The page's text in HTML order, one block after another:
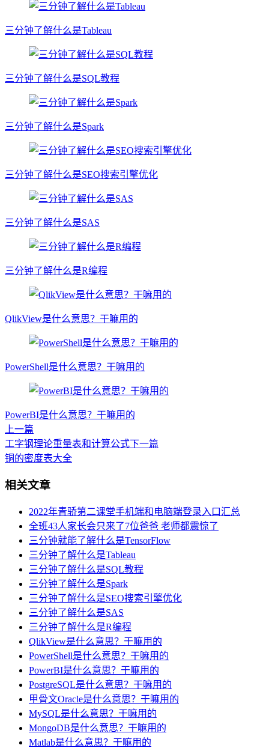
三分钟了解什么是Tableau
三分钟了解什么是SQL教程
三分钟了解什么是Spark
三分钟了解什么是SEO搜索引擎优化
三分钟了解什么是SAS
三分钟了解什么是R编程
QlikView是什么意思？干嘛用的
PowerShell是什么意思？干嘛用的
PowerBI是什么意思？干嘛用的
上一篇
工字钢理论重量表和计算公式下一篇
铜的密度表大全
相关文章
2022年青骄第二课堂手机端和电脑端登录入口汇总
全班43人家长会只来了7位爸爸 老师都震惊了
三分钟就能了解什么是TensorFlow
三分钟了解什么是Tableau
三分钟了解什么是SQL教程
三分钟了解什么是Spark
三分钟了解什么是SEO搜索引擎优化
三分钟了解什么是SAS
三分钟了解什么是R编程
QlikView是什么意思？干嘛用的
PowerShell是什么意思？干嘛用的
PowerBI是什么意思？干嘛用的
PostgreSQL是什么意思？干嘛用的
甲骨文Oracle是什么意思？干嘛用的
MySQL是什么意思？干嘛用的
MongoDB是什么意思？干嘛用的
Matlab是什么意思？干嘛用的